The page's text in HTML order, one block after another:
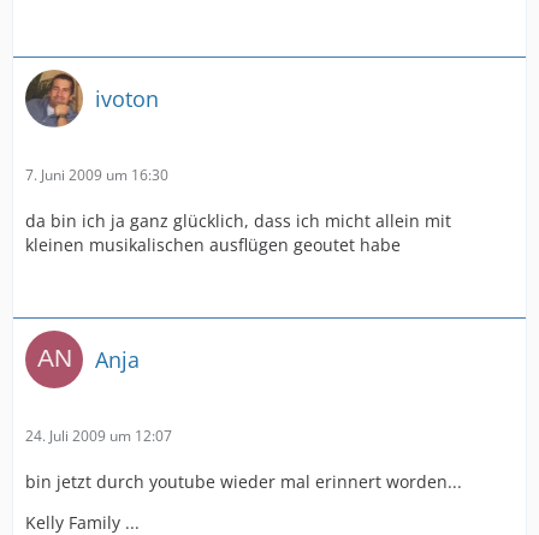
ivoton
7. Juni 2009 um 16:30
da bin ich ja ganz glücklich, dass ich micht allein mit
kleinen musikalischen ausflügen geoutet habe
Anja
24. Juli 2009 um 12:07
bin jetzt durch youtube wieder mal erinnert worden...
Kelly Family ...